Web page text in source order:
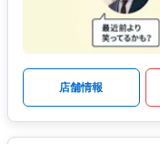
店舗情報